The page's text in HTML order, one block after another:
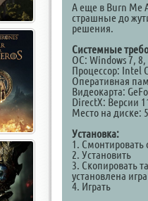
А еще в Burn Me
страшные до
решения.
Системные
ОС: Windows 7,
Процессор: Intel
Оперативная
Видеокарта:
DirectX: Версии
Место на диске:
Установка:
1. Смонтировать
2. Установить
3. Скопировать
установлена игра
4. Играть